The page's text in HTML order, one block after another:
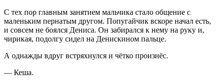
С тех пор главным занятием мальчика стало общение с
маленьким пернатым другом. Попугайчик вскоре начал есть,
и совсем не боялся Дениса. Он забирался к нему на руку и,
чирикая, подолгу сидел на Денискином пальце.
А однажды вдруг встряхнулся и чётко произнёс.
— Кеша.